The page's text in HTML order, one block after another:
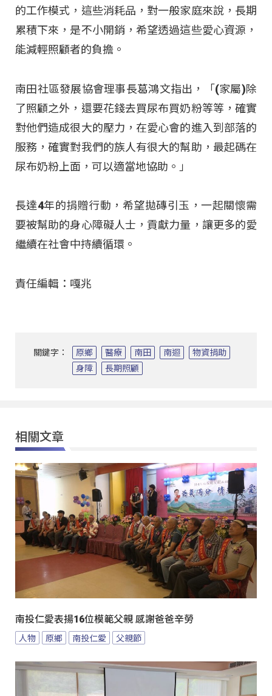
的工作模式，這些消耗品，對一般家庭來說，長期
累積下來，是不小開銷，希望透過這些愛心資源，
能減輕照顧者的負擔。
南田社區發展協會理事長葛鴻文指出，「(家屬)除
了照顧之外，還要花錢去買尿布買奶粉等等，確實
對他們造成很大的壓力，在愛心會的進入到部落的
服務，確實對我們的族人有很大的幫助，最起碼在
尿布奶粉上面，可以適當地協助。」
長達4年的捐贈行動，希望拋磚引玉，一起關懷需
要被幫助的身心障礙人士，貢獻力量，讓更多的愛
繼續在社會中持續循環。
責任編輯：嘎兆
關鍵字： 原鄉 醫療 南田 南迴
物資捐助
身障
長期照顧
相關文章
南投仁愛表揚16位模範父親 感謝爸爸辛勞
人物 原鄉 南投仁愛 父親節